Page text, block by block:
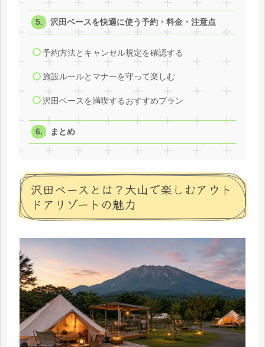
沢田ベースを快適に使う予約・料金・注意点
予約方法とキャンセル規定を確認する
施設ルールとマナーを守って楽しむ
沢田ベースを満喫するおすすめプラン
まとめ
沢田ベースとは？大山で楽しむアウト
ドアリゾートの魅力